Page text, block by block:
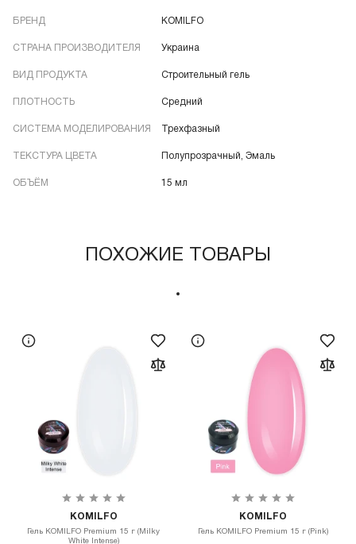
БРЕНД KOMILFO
СТРАНА ПРОИЗВОДИТЕЛЯ Украина
ВИД ПРОДУКТА Строительный гель
ПЛОТНОСТЬ Средний
СИСТЕМА МОДЕЛИРОВАНИЯ Трехфазный
ТЕКСТУРА ЦВЕТА Полупрозрачный, Эмаль
ОБЪЁМ 15 мл
ПОХОЖИЕ ТОВАРЫ
KOMILFO
Гель KOMILFO Premium 15 г (Milky
White Intense)
KOMILFO
Гель KOMILFO Premium 15 г (Pink)